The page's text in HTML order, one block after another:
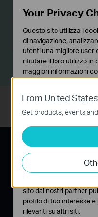
Game Console 4K TV
Plug and Play,
nessuna
Collegate un
From United
Get products, events
Your Privacy
Questo sito utilizza i
di navigazione,
utenti una migliore user
rifiutare il loro utilizzo in
maggiori informazioni
Questi cookies sono
funzionamento del sito
nel tuo sistema.
Analytics e Marketing
I cookies analitici ci
attività sul nostro sito
funzionalità.
sito dai nostri partner
profilo di tuo interesse
rilevanti su altri siti.